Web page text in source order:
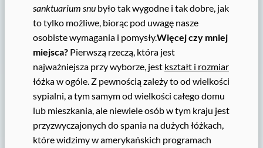
sanktuarium snu było tak wygodne i tak dobre, jak
to tylko możliwe, biorąc pod uwagę nasze
osobiste wymagania i pomysły.Więcej czy mniej
miejsca? Pierwszą rzeczą, która jest
najważniejsza przy wyborze, jest kształt i rozmiar
łóżka w ogóle. Z pewnością zależy to od wielkości
sypialni, a tym samym od wielkości całego domu
lub mieszkania, ale niewiele osób w tym kraju jest
przyzwyczajonych do spania na dużych łóżkach,
które widzimy w amerykańskich programach